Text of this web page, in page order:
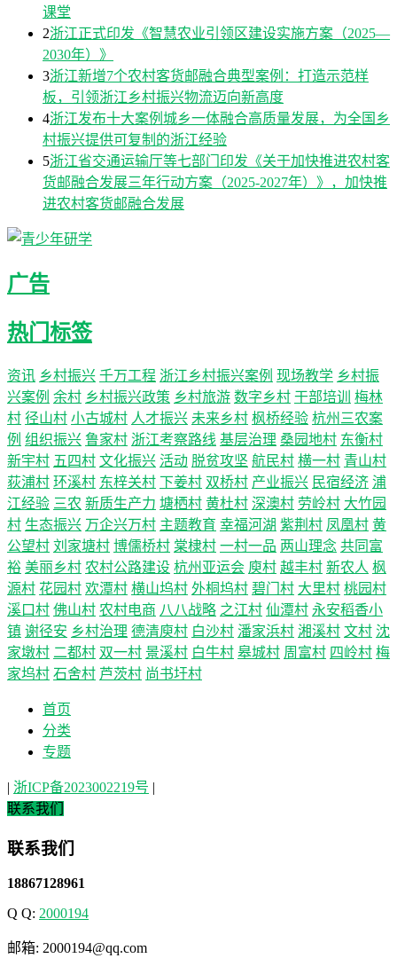
课堂
2浙江正式印发《智慧农业引领区建设实施方案（2025—
2030年）》
3浙江新增7个农村客货邮融合典型案例：打造示范样
板，引领浙江乡村振兴物流迈向新高度
4浙江发布十大案例城乡一体融合高质量发展，为全国乡
村振兴提供可复制的浙江经验
5浙江省交通运输厅等七部门印发《关于加快推进农村客
货邮融合发展三年行动方案（2025-2027年）》，加快推
进农村客货邮融合发展
广告
热门标签
资讯 乡村振兴 千万工程 浙江乡村振兴案例 现场教学 乡村振
兴案例 余村 乡村振兴政策 乡村旅游 数字乡村 干部培训
梅林
村 径山村 小古城村 人才振兴 未来乡村 枫桥经验 杭州三农案
例 组织振兴 鲁家村 浙江考察路线 基层治理 桑园地村 东衡村
新宇村 五四村 文化振兴 活动 脱贫攻坚 航民村 横一村 青山村
荻浦村 环溪村 东梓关村 下姜村 双桥村 产业振兴 民宿经济 浦
江经验 三农 新质生产力 塘栖村 黄杜村 深澳村 劳岭村 大竹园
村 生态振兴 万企兴万村 主题教育 幸福河湖 紫荆村 凤凰村 黄
公望村 刘家塘村 博儒桥村 棠棣村 一村一品 两山理念 共同富
裕 美丽乡村 农村公路建设 杭州亚运会 庾村 越丰村 新农人 枫
源村 花园村 欢潭村 横山坞村 外桐坞村 碧门村 大里村 桃园村
溪口村 佛山村 农村电商 八八战略 之江村 仙潭村 永安稻香小
镇 谢径安 乡村治理 德清庾村 白沙村 潘家浜村 湘溪村 文村 沈
家墩村 二都村 双一村 景溪村 白牛村 皋城村 周富村 四岭村 梅
家坞村 石舍村 芦茨村 尚书圩村
首页
分类
专题
| 浙ICP备2023002219号 |
联系我们
联系我们
18867128961
Q Q: 2000194
邮箱: 2000194@qq.com